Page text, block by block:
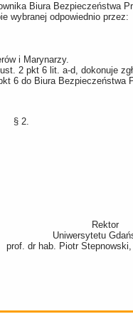
Biura Bezpieczeństwa
wybranej odpowiednio przez:
i Marynarzy.
2 pkt 6 lit. a-d, dokonuje
6 do Biura Bezpieczeństwa
§ 2.
Rektor
Uniwersytetu
prof. dr hab. Piotr